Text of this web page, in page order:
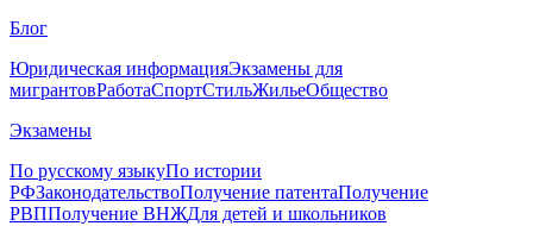
Блог
Юридическая информацияЭкзамены для
мигрантовРаботаСпортСтильЖильеОбщество
Экзамены
По русскому языкуПо истории
РФЗаконодательствоПолучение патентаПолучение
РВППолучение ВНЖДля детей и школьников